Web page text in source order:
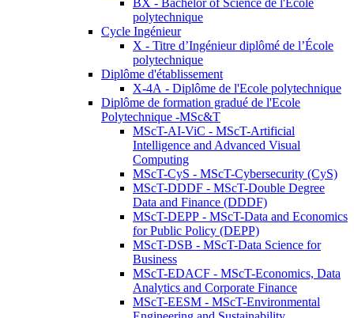
BX - Bachelor of Science de l'Ecole
polytechnique
Cycle Ingénieur
X - Titre d’Ingénieur diplômé de l’École
polytechnique
Diplôme d'établissement
X-4A - Diplôme de l'Ecole polytechnique
Diplôme de formation gradué de l'Ecole
Polytechnique -MSc&T
MScT-AI-ViC - MScT-Artificial
Intelligence and Advanced Visual
Computing
MScT-CyS - MScT-Cybersecurity (CyS)
MScT-DDDF - MScT-Double Degree
Data and Finance (DDDF)
MScT-DEPP - MScT-Data and Economics
for Public Policy (DEPP)
MScT-DSB - MScT-Data Science for
Business
MScT-EDACF - MScT-Economics, Data
Analytics and Corporate Finance
MScT-EESM - MScT-Environmental